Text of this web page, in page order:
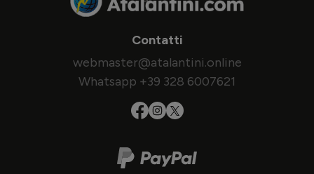
Contatti
webmaster@atalantini.online
Whatsapp +39 328 6007621